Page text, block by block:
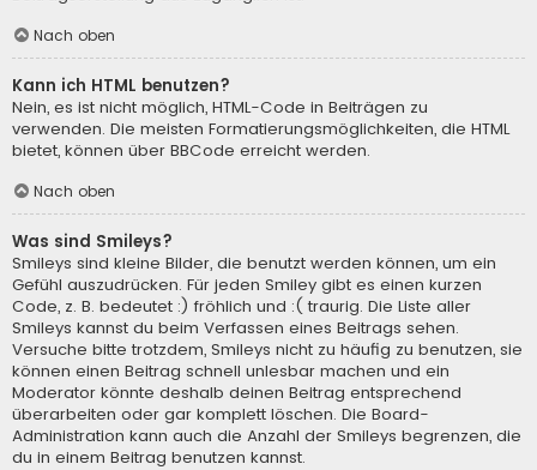
Nach oben
Kann ich HTML benutzen?
Nein, es ist nicht möglich, HTML-Code in Beiträgen zu
verwenden. Die meisten Formatierungsmöglichkeiten, die HTML
bietet, können über BBCode erreicht werden.
Nach oben
Was sind Smileys?
Smileys sind kleine Bilder, die benutzt werden können, um ein
Gefühl auszudrücken. Für jeden Smiley gibt es einen kurzen
Code, z. B. bedeutet :) fröhlich und :( traurig. Die Liste aller
Smileys kannst du beim Verfassen eines Beitrags sehen.
Versuche bitte trotzdem, Smileys nicht zu häufig zu benutzen, sie
können einen Beitrag schnell unlesbar machen und ein
Moderator könnte deshalb deinen Beitrag entsprechend
überarbeiten oder gar komplett löschen. Die Board-
Administration kann auch die Anzahl der Smileys begrenzen, die
du in einem Beitrag benutzen kannst.